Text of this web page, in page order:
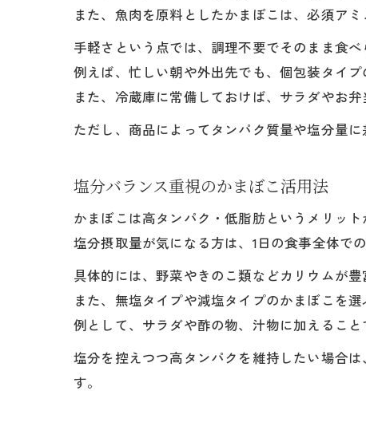
また、魚肉を原料としたかまぼこは、必須ア
手軽さという点では、調理不要でそのまま食
例えば、忙しい朝や外出先でも、個包装タイ
また、冷蔵庫に常備しておけば、サラダやお
ただし、商品によってタンパク質量や塩分量
塩分バランス重視のかまぼこ活用法
かまぼこは高タンパク・低脂肪というメリッ
塩分摂取量が気になる方は、1日の食事全体で
具体的には、野菜やきのこ類などカリウムが
また、無塩タイプや減塩タイプのかまぼこを選
例として、サラダや酢の物、汁物に加えるこ
塩分を控えつつ高タンパクを維持したい場合
す。